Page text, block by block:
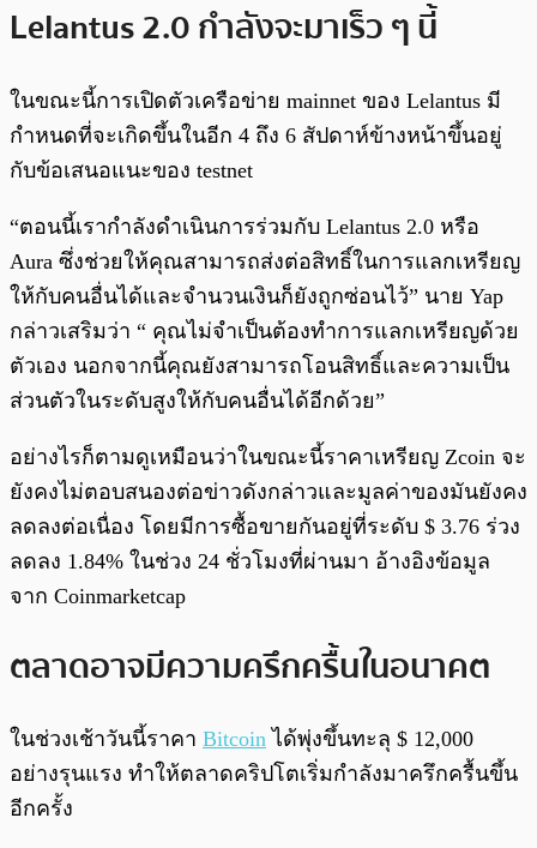
Lelantus 2.0 กำลังจะมาเร็ว ๆ นี้
ในขณะนี้การเปิดตัวเครือข่าย mainnet ของ Lelantus มี
กำหนดที่จะเกิดขึ้นในอีก 4 ถึง 6 สัปดาห์ข้างหน้าขึ้นอยู่
กับข้อเสนอแนะของ testnet
“ตอนนี้เรากำลังดำเนินการร่วมกับ Lelantus 2.0 หรือ
Aura ซึ่งช่วยให้คุณสามารถส่งต่อสิทธิ์ในการแลกเหรียญ
ให้กับคนอื่นได้และจำนวนเงินก็ยังถูกซ่อนไว้” นาย Yap
กล่าวเสริมว่า “ คุณไม่จำเป็นต้องทำการแลกเหรียญด้วย
ตัวเอง นอกจากนี้คุณยังสามารถโอนสิทธิ์และความเป็น
ส่วนตัวในระดับสูงให้กับคนอื่นได้อีกด้วย”
อย่างไรก็ตามดูเหมือนว่าในขณะนี้ราคาเหรียญ Zcoin จะ
ยังคงไม่ตอบสนองต่อข่าวดังกล่าวและมูลค่าของมันยังคง
ลดลงต่อเนื่อง โดยมีการซื้อขายกันอยู่ที่ระดับ $ 3.76 ร่วง
ลดลง 1.84% ในช่วง 24 ชั่วโมงที่ผ่านมา อ้างอิงข้อมูล
จาก Coinmarketcap
ตลาดอาจมีความครึกครื้นในอนาคต
ในช่วงเช้าวันนี้ราคา Bitcoin ได้พุ่งขึ้นทะลุ $ 12,000
อย่างรุนแรง ทำให้ตลาดคริปโตเริ่มกำลังมาครึกครื้นขึ้น
อีกครั้ง